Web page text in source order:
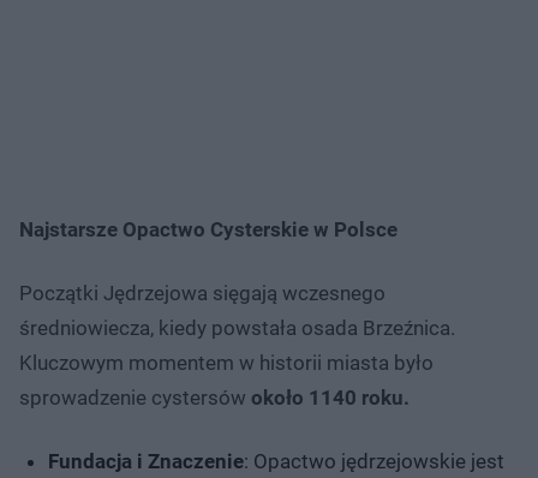
Najstarsze Opactwo Cysterskie w Polsce
Początki Jędrzejowa sięgają wczesnego
średniowiecza, kiedy powstała osada Brzeźnica.
Kluczowym momentem w historii miasta było
sprowadzenie cystersów około 1140 roku.
Fundacja i Znaczenie: Opactwo jędrzejowskie jest